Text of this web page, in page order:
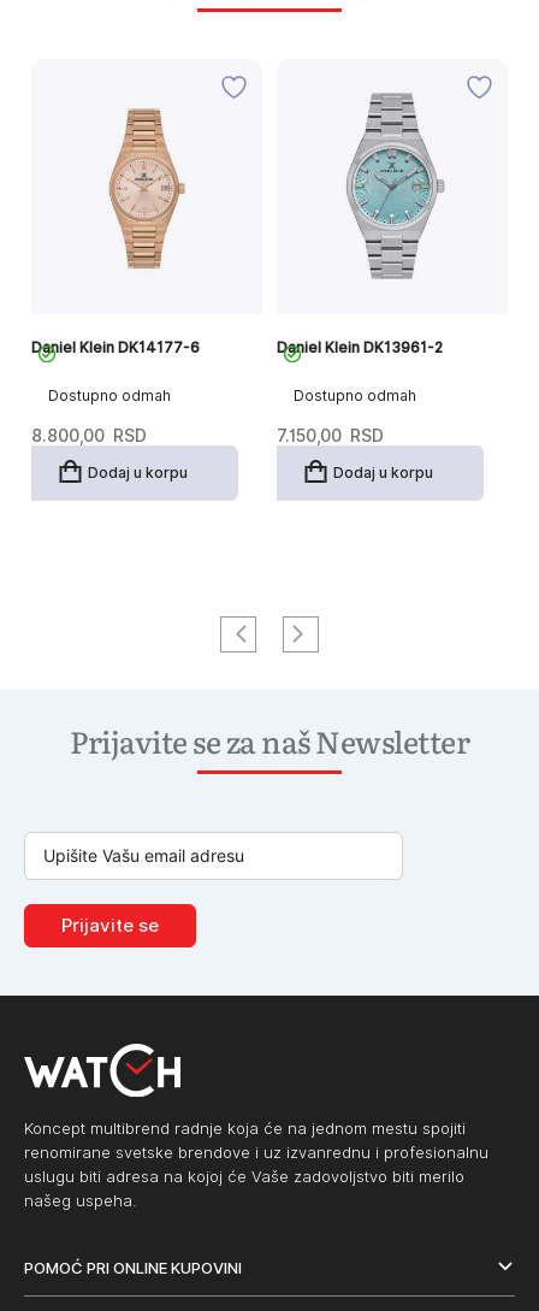
Dostupno odmah
Daniel Klein DK14177-6
8.800,00 RSD
Dodaj u korpu
Dostupno odmah
Daniel Klein DK13961-2
7.150,00 RSD
Dodaj u korpu
Prijavite se za naš Newsletter
Prijavite se
Koncept multibrend radnje koja će na jednom mestu spojiti
renomirane svetske brendove i uz izvanrednu i profesionalnu
uslugu biti adresa na kojoj će Vaše zadovoljstvo biti merilo
našeg uspeha.
POMOĆ PRI ONLINE KUPOVINI